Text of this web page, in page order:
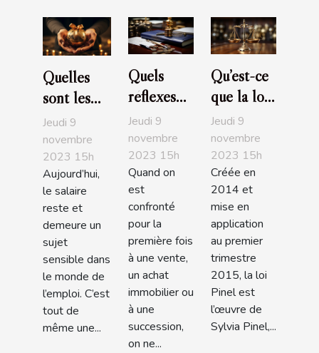
Quelles
sont les
entreprises
les plus
généreuses
en France
en 2019?
Jeudi 9
novembre
2023 15h
Aujourd’hui,
le salaire
reste et
demeure un
sujet
sensible dans
le monde de
l’emploi. C’est
tout de
même une...
Quels
réflexes
avoir
quand on
est à la
recherche
d’un bon
notaire ?
Jeudi 9
novembre
2023 15h
Quand on
est
confronté
pour la
première fois
à une vente,
un achat
immobilier ou
à une
succession,
on ne...
Qu’est-ce
que la loi
Pinel ?
L'essentiel
à savoir
Jeudi 9
novembre
2023 15h
Créée en
2014 et
mise en
application
au premier
trimestre
2015, la loi
Pinel est
l’œuvre de
Sylvia Pinel,...